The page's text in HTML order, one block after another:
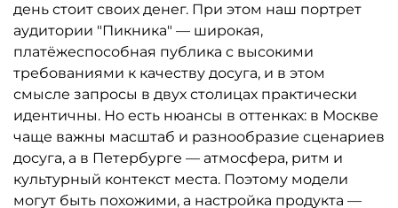
день стоит своих денег. При этом наш портрет
аудитории "Пикника" — широкая,
платёжеспособная публика с высокими
требованиями к качеству досуга, и в этом
смысле запросы в двух столицах практически
идентичны. Но есть нюансы в оттенках: в Москве
чаще важны масштаб и разнообразие сценариев
досуга, а в Петербурге — атмосфера, ритм и
культурный контекст места. Поэтому модели
могут быть похожими, а настройка продукта —